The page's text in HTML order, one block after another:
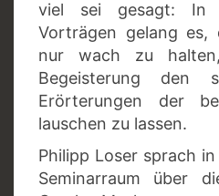
viel sei gesagt: In
Vorträgen gelang es,
nur wach zu
Begeisterung den
Erörterungen der
lauschen zu lassen.
Philipp Loser sprach
Seminarraum über